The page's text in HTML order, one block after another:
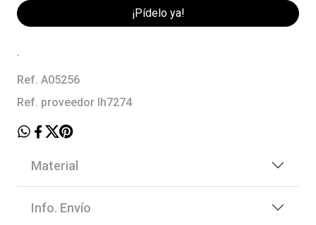
¡Pídelo ya!
.
Ref. A05256
Ref. proveedor Ih7274
Material
Info. Envío